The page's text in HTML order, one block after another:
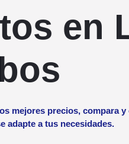
en
mejores precios, compara
adapte a tus necesidades.